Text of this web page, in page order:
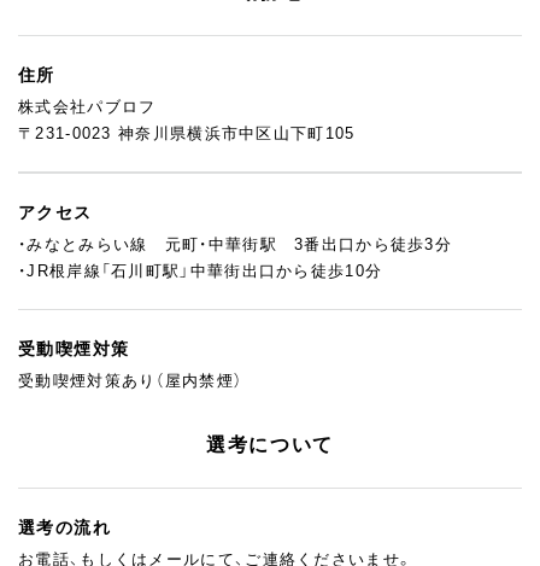
住所
株式会社パブロフ
〒231-0023 神奈川県横浜市中区山下町105
アクセス
・みなとみらい線 元町・中華街駅 3番出口から徒歩3分
・JR根岸線「石川町駅」中華街出口から徒歩10分
受動喫煙対策
受動喫煙対策あり（屋内禁煙）
選考について
選考の流れ
お電話、もしくはメールにて、ご連絡くださいませ。